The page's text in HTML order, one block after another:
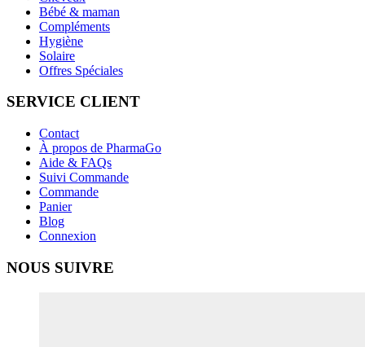
Bébé & maman
Compléments
Hygiène
Solaire
Offres Spéciales
SERVICE CLIENT
Contact
À propos de PharmaGo
Aide & FAQs
Suivi Commande
Commande
Panier
Blog
Connexion
NOUS SUIVRE